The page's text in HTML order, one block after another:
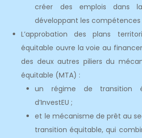
créer des emplois dans
développant les compétences
L’approbation des plans
équitable ouvre la voie au
des deux autres piliers du
équitable (MTA) :
un régime de transition
d’InvestEU ;
et le mécanisme de prêt au
transition équitable, qui